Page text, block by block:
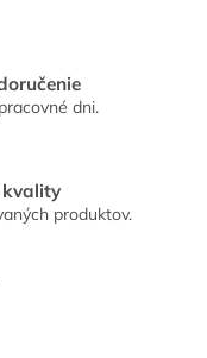
dni.
produktov.